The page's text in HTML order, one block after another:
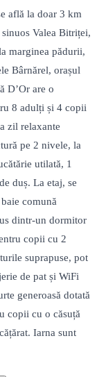
află la doar 3 km
Valea Bitriței,
marginea pădurii,
Bârnărel, orașul
D’Or are o
8 adulți și 4 copii
zil relaxante
pe 2 nivele, la
utilată, 1
duș. La etaj, se
comună
dintr-un dormitor
copii cu 2
suprapuse, pot
de pat și WiFi
generoasă dotată
copii cu o căsuță
Iarna sunt